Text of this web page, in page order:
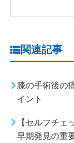
関連記事
膝の手術後の
イント
【セルフチェ
早期発見の重